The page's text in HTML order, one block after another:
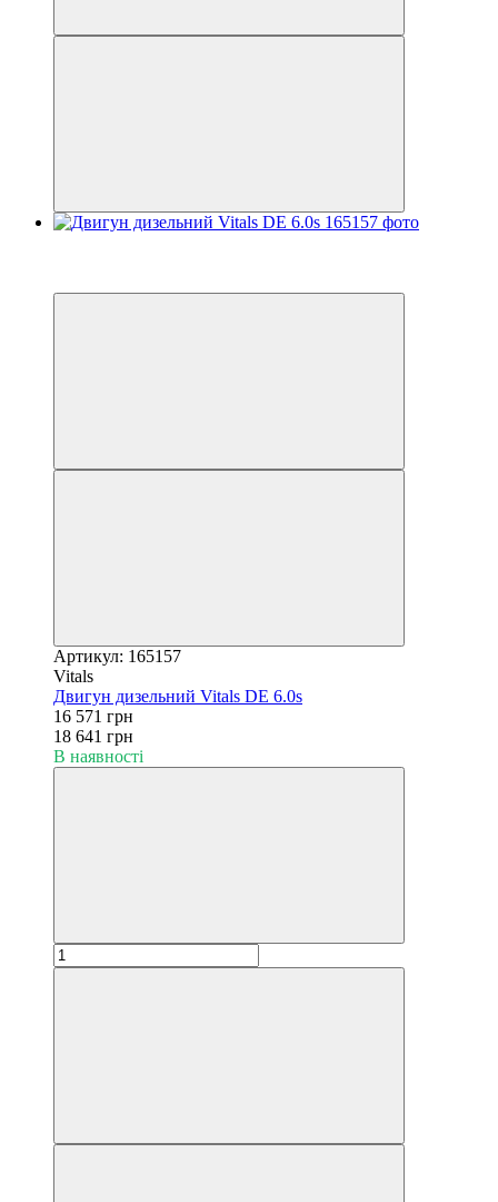
Артикул: 165157
Vitals
Двигун дизельний Vitals DE 6.0s
16 571 грн
18 641 грн
В наявності